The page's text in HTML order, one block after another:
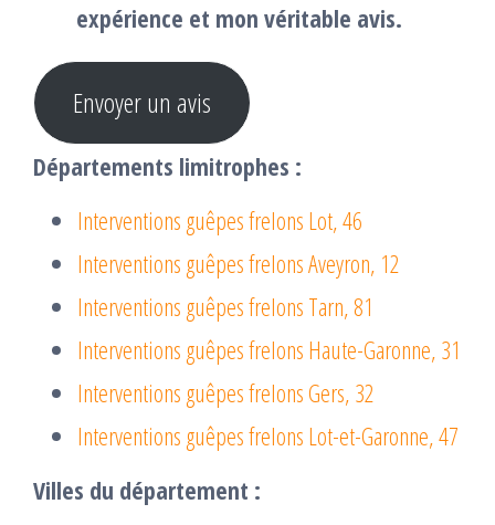
expérience et mon véritable avis.
Envoyer un avis
Départements limitrophes :
Interventions guêpes frelons Lot, 46
Interventions guêpes frelons Aveyron, 12
Interventions guêpes frelons Tarn, 81
Interventions guêpes frelons Haute-Garonne, 31
Interventions guêpes frelons Gers, 32
Interventions guêpes frelons Lot-et-Garonne, 47
Villes du département :